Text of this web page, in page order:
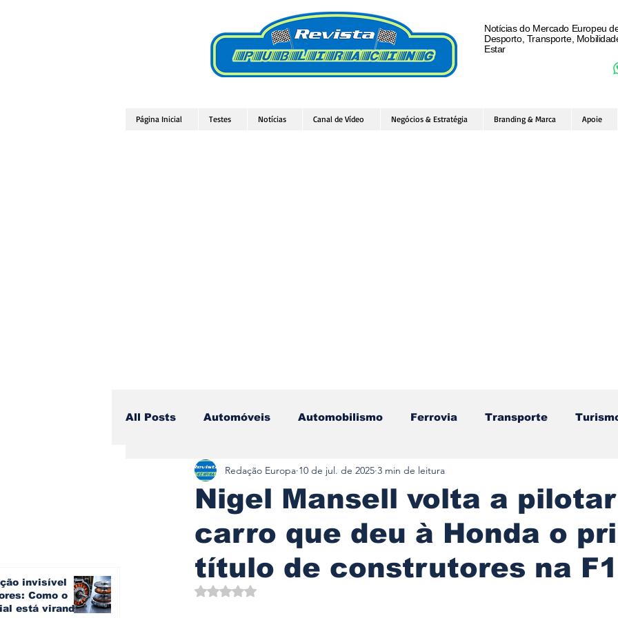
Notícias do Mercado Europeu
Desporto, Transporte,
Estar
Página Inicial Testes Notícias Canal de Vídeo Negócios & Estratégia Branding & Marca Apoie
invisível
Como o
está virando
All Posts Automóveis Automobilismo Ferrovia Transporte
Camiões Lazer Aviação Motos Autocarros
Branding & Estratégia Componentes Gastronomia Videojogos/
Nigel Mansell volta a
carro que deu à Honda o
título de construtores na F1
Redação Europa 10 de jul. de 2025 3 min de leitura
Avaliado com NaN de 5 estrelas.